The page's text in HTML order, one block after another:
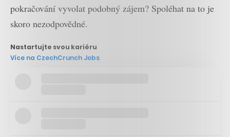
pokračování vyvolat podobný zájem? Spoléhat na to je
skoro nezodpovědné.
Nastartujte svou kariéru
Více na CzechCrunch Jobs